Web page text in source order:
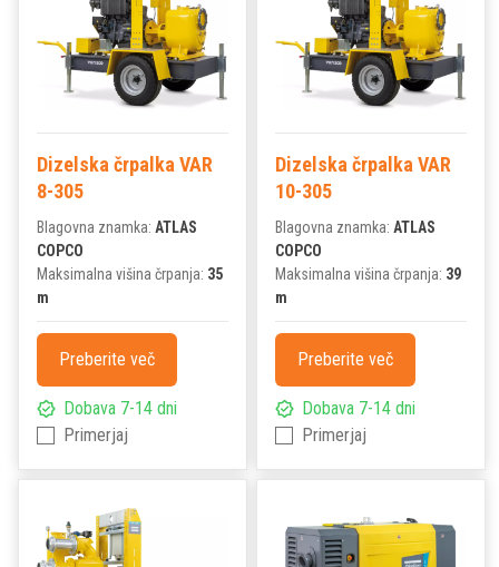
Dizelska črpalka VAR
8-305
Blagovna znamka: ATLAS
COPCO
Maksimalna višina črpanja: 35
m
Preberite več
Dobava 7-14 dni
Primerjaj
Dizelska črpalka VAR
10-305
Blagovna znamka: ATLAS
COPCO
Maksimalna višina črpanja: 39
m
Preberite več
Dobava 7-14 dni
Primerjaj